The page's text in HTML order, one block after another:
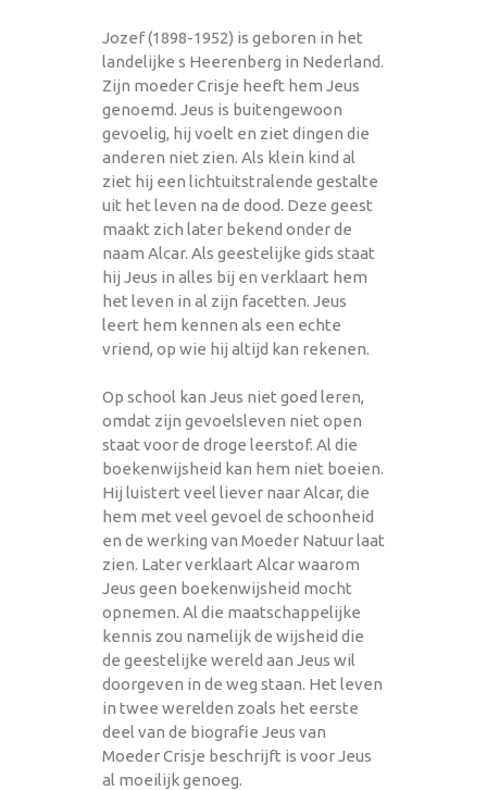
Jozef (1898-1952) is geboren in het
landelijke s Heerenberg in Nederland.
Zijn moeder Crisje heeft hem Jeus
genoemd. Jeus is buitengewoon
gevoelig, hij voelt en ziet dingen die
anderen niet zien. Als klein kind al
ziet hij een lichtuitstralende gestalte
uit het leven na de dood. Deze geest
maakt zich later bekend onder de
naam Alcar. Als geestelijke gids staat
hij Jeus in alles bij en verklaart hem
het leven in al zijn facetten. Jeus
leert hem kennen als een echte
vriend, op wie hij altijd kan rekenen.
Op school kan Jeus niet goed leren,
omdat zijn gevoelsleven niet open
staat voor de droge leerstof. Al die
boekenwijsheid kan hem niet boeien.
Hij luistert veel liever naar Alcar, die
hem met veel gevoel de schoonheid
en de werking van Moeder Natuur laat
zien. Later verklaart Alcar waarom
Jeus geen boekenwijsheid mocht
opnemen. Al die maatschappelijke
kennis zou namelijk de wijsheid die
de geestelijke wereld aan Jeus wil
doorgeven in de weg staan. Het leven
in twee werelden zoals het eerste
deel van de biografie Jeus van
Moeder Crisje beschrijft is voor Jeus
al moeilijk genoeg.